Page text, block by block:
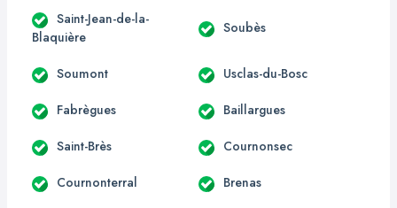
Saint-Jean-de-la-
Blaquière
Soubès
Soumont Usclas-du-Bosc
Fabrègues Baillargues
Saint-Brès Cournonsec
Cournonterral Brenas